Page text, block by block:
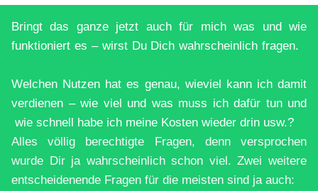
Bringt das ganze jetzt auch für mich was und wie
funktioniert es – wirst Du Dich wahrscheinlich fragen.
Welchen Nutzen hat es genau, wieviel kann ich damit
verdienen – wie viel und was muss ich dafür tun und
wie schnell habe ich meine Kosten wieder drin usw.?
Alles völlig berechtigte Fragen, denn versprochen
wurde Dir ja wahrscheinlich schon viel.Zwei weitere
entscheidenende Fragen für die meisten sind ja auch: